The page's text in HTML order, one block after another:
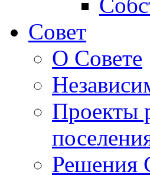
Совет
О Совете
Проекты
Решения